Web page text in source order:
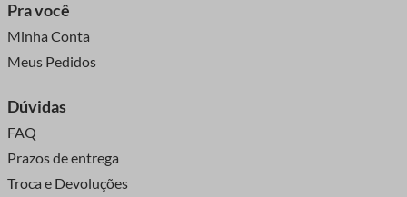
Pra você
Minha Conta
Meus Pedidos
Dúvidas
FAQ
Prazos de entrega
Troca e Devoluções